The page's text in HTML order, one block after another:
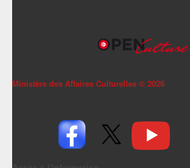
Ministère des Affaires Culturelles © 2026